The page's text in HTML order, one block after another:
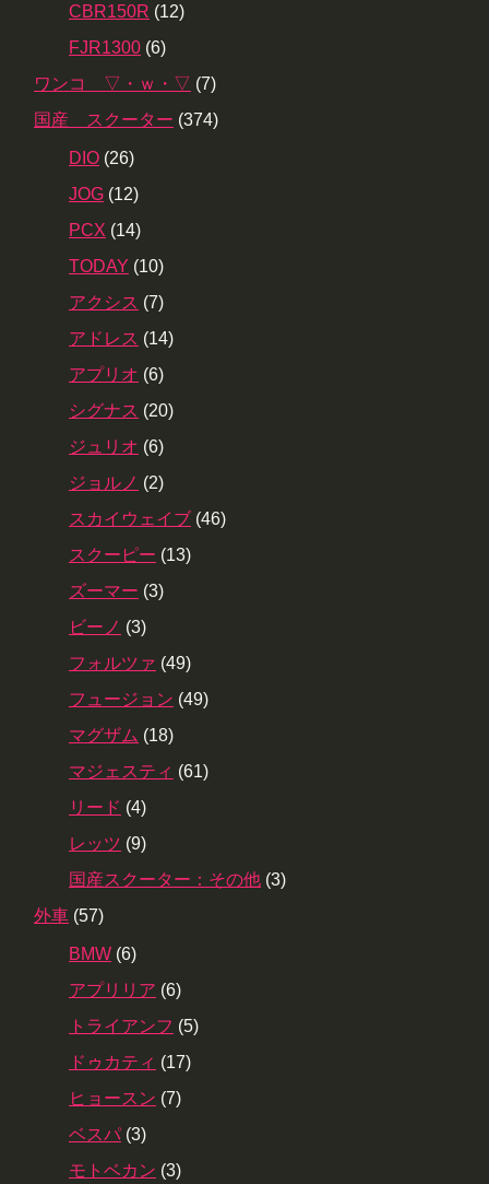
CBR150R (12)
FJR1300 (6)
ワンコ ▽・ｗ・▽ (7)
国産 スクーター (374)
DIO (26)
JOG (12)
PCX (14)
TODAY (10)
アクシス (7)
アドレス (14)
アプリオ (6)
シグナス (20)
ジュリオ (6)
ジョルノ (2)
スカイウェイブ (46)
スクーピー (13)
ズーマー (3)
ビーノ (3)
フォルツァ (49)
フュージョン (49)
マグザム (18)
マジェスティ (61)
リード (4)
レッツ (9)
国産スクーター：その他 (3)
外車 (57)
BMW (6)
アプリリア (6)
トライアンフ (5)
ドゥカティ (17)
ヒョースン (7)
ベスパ (3)
モトベカン (3)